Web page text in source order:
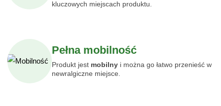
kluczowych miejscach produktu.
Pełna mobilność
Produkt jest mobilny i można go łatwo przenieść w
newralgiczne miejsce.